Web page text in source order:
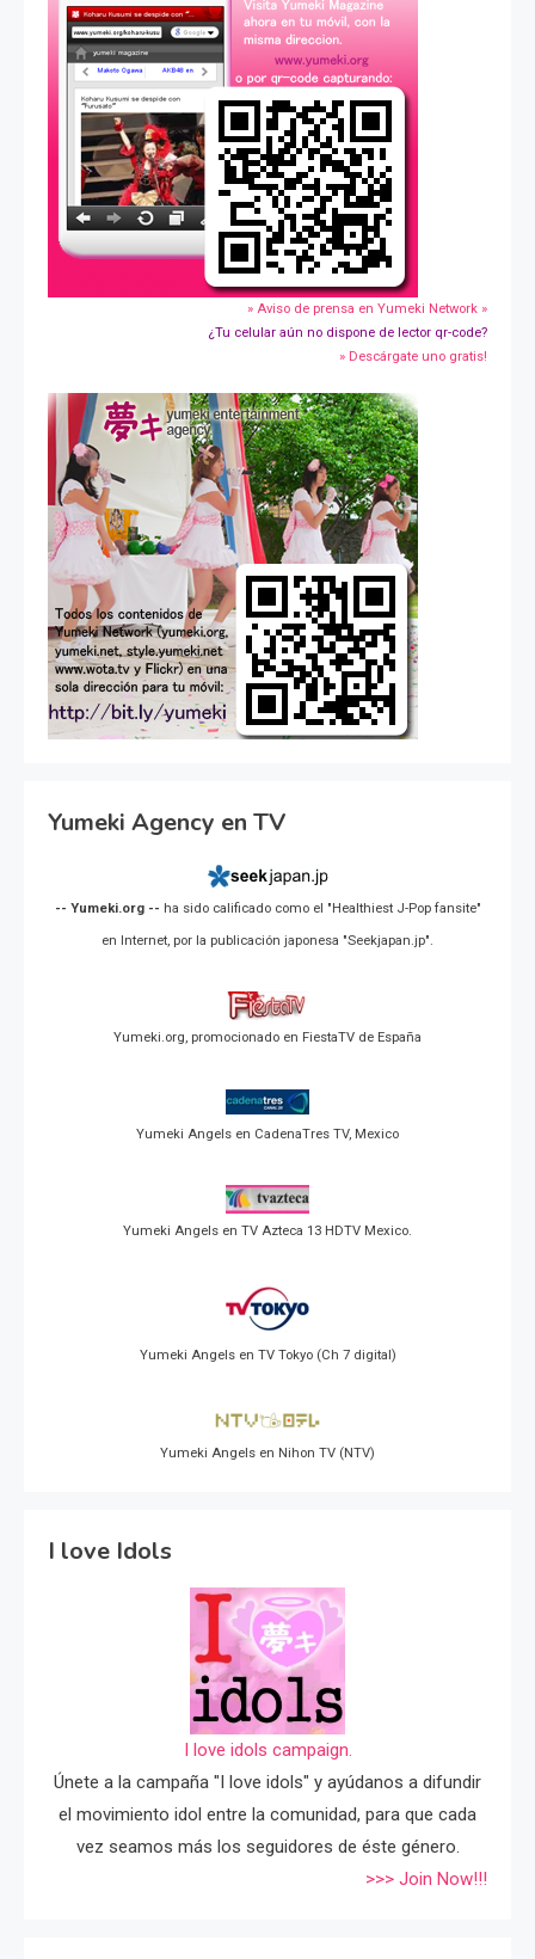
» Aviso de prensa en Yumeki Network »
¿Tu celular aún no dispone de lector qr-code?
» Descárgate uno gratis!
Yumeki Agency en TV
-- Yumeki.org -- ha sido calificado como el "Healthiest J-Pop fansite"
en Internet, por la publicación japonesa "Seekjapan.jp".
Yumeki.org, promocionado en FiestaTV de España
Yumeki Angels en CadenaTres TV, Mexico
Yumeki Angels en TV Azteca 13 HDTV Mexico.
Yumeki Angels en TV Tokyo (Ch 7 digital)
Yumeki Angels en Nihon TV (NTV)
I love Idols
I love idols campaign.
Únete a la campaña "I love idols" y ayúdanos a difundir
el movimiento idol entre la comunidad, para que cada
vez seamos más los seguidores de éste género.
>>> Join Now!!!